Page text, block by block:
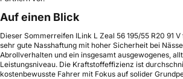
Auf einen Blick
Dieser Sommerreifen ILink L Zeal 56 195/55 R20 91
sehr gute Nasshaftung mit hoher Sicherheit bei
Abrollverhalten und ein insgesamt ausgewogenes,
Leistungsniveau. Die Kraftstoffeffizienz ist
kostenbewusste Fahrer mit Fokus auf solider